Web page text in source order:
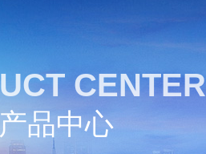
CENTER
产品中心